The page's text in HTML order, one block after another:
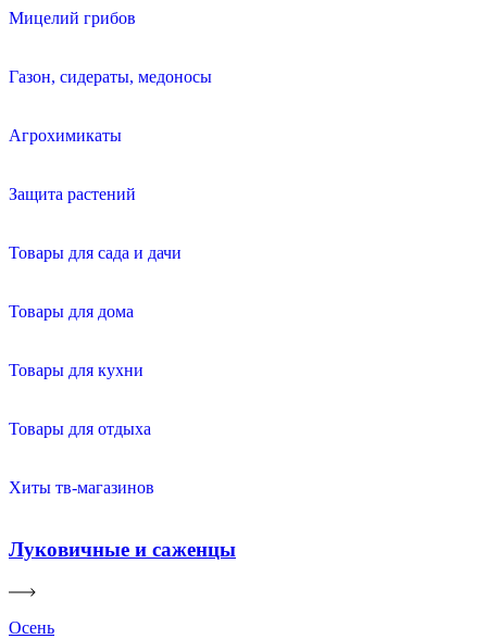
Мицелий грибов
Газон, сидераты, медоносы
Агрохимикаты
Защита растений
Товары для сада и дачи
Товары для дома
Товары для кухни
Товары для отдыха
Хиты тв-магазинов
Луковичные и саженцы
Осень